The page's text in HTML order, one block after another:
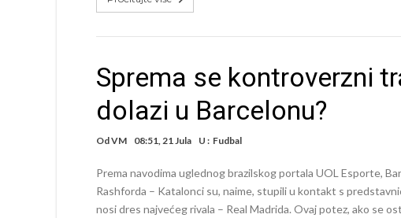
Sprema se kontroverzni
dolazi u Barcelonu?
OdVM 08:51, 21 Jula U : Fudbal
Prema navodima uglednog brazilskog portala UOL Esporte,
Rashforda – Katalonci su, naime, stupili u kontakt s
nosi dres najvećeg rivala – Real Madrida. Ovaj potez, ako se